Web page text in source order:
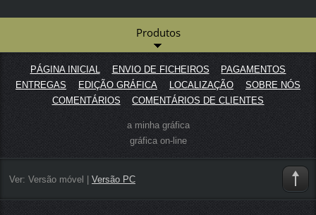
Produtos
PÁGINA INICIAL ENVIO DE FICHEIROS
PAGAMENTOS
ENTREGAS
EDIÇÃO GRÁFICA LOCALIZAÇÃO
SOBRE NÓS
COMENTÁRIOS
COMENTÁRIOS DE CLIENTES
a minha gráfica
gráfica on-line
Ver: Versão móvel Versão PC